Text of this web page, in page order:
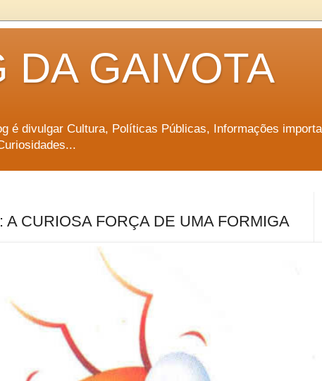
DA GAIVOTA
é divulgar Cultura, Políticas Públicas, Informações
A CURIOSA FORÇA DE UMA FORMIGA